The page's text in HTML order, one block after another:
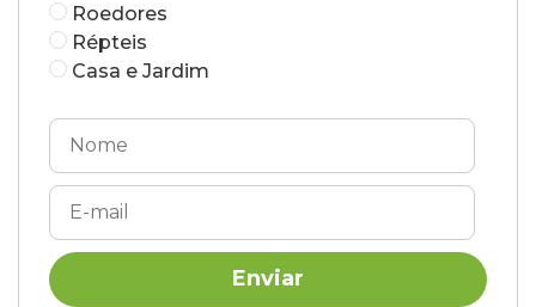
Roedores
Répteis
Casa e Jardim